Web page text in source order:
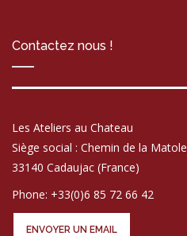
Contactez nous !
Les Ateliers au Chateau
Siège social : Chemin de la Matole
33140 Cadaujac (France)
Phone: +33(0)6 85 72 66 42
ENVOYER UN EMAIL